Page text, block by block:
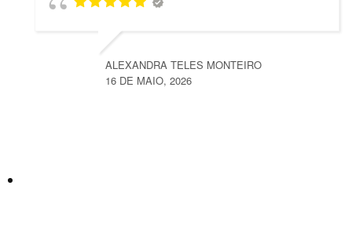
ALEXANDRA TELES MONTEIRO
16 DE MAIO, 2026